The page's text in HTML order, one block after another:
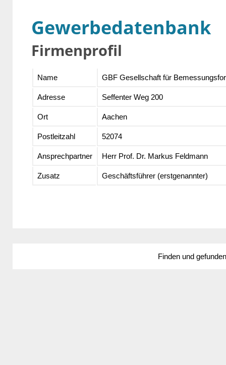
Gewerbedatenbank
Firmenprofil
Name GBF Gesellschaft für
Adresse Seffenter Weg 200
Ort Aachen
Postleitzahl 52074
Ansprechpartner Herr Prof. Dr. Markus Feldmann
Zusatz Geschäftsführer (erstgenannter)
Finden und